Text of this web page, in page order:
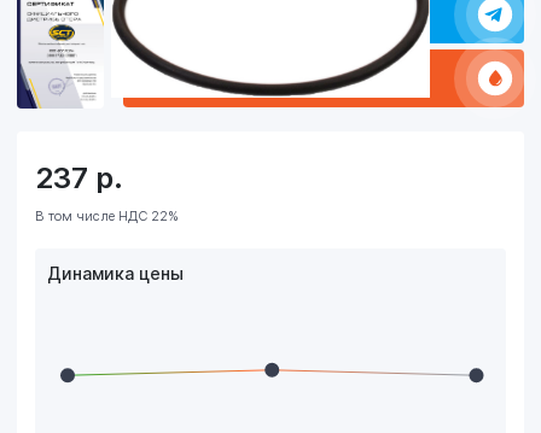
Какое масло заливать
237 р.
В том числе НДС 22%
Динамика цены